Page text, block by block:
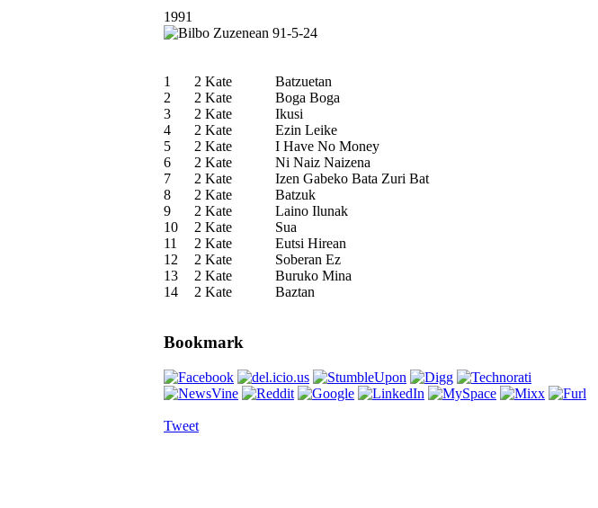
1991
1 2 Kate
Batzuetan
2
2 Kate
Boga Boga
3
2 Kate
Ikusi
4
2 Kate
Ezin Leike
5
2 Kate
I Have No Money
6
2 Kate
Ni Naiz Naizena
7
2 Kate
Izen Gabeko Bata Zuri Bat
8
2 Kate
Batzuk
9
2 Kate
Laino Ilunak
10
2 Kate
Sua
11
2 Kate
Eutsi Hirean
12
2 Kate
Soberan Ez
13
2 Kate
Buruko Mina
14
2 Kate Baztan
Bookmark
Tweet